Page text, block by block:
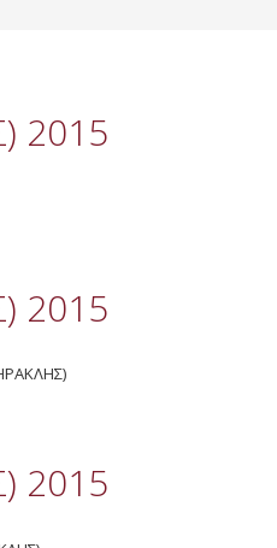
2015
2015
2015